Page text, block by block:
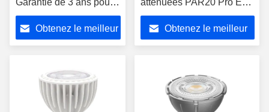
Garantie de 3 ans pour
l'éclairage en retrait
Obtenez le meilleur
atténuées PAR20 Pro E27
Base métallique LED Spot
Light 8WObtenez le meilleur